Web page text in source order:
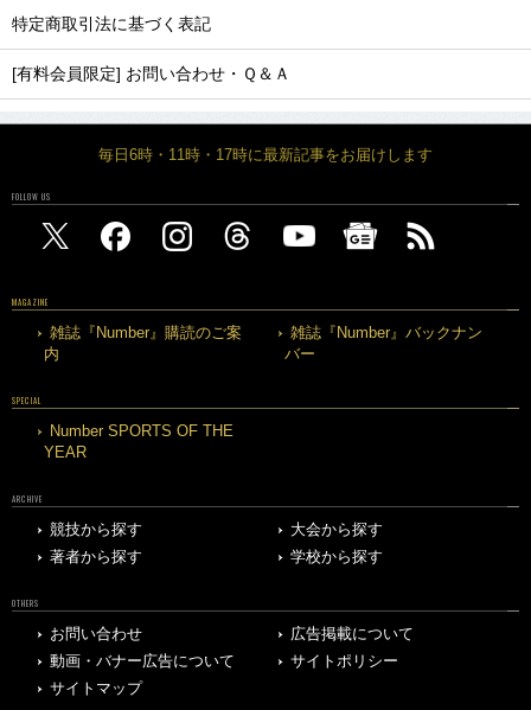
特定商取引法に基づく表記
[有料会員限定] お問い合わせ・Ｑ＆Ａ
毎日6時・11時・17時に最新記事をお届けします
FOLLOW US
MAGAZINE
雑誌『Number』購読のご案
内
雑誌『Number』バックナン
バー
SPECIAL
Number SPORTS OF THE
YEAR
ARCHIVE
競技から探す
大会から探す
著者から探す
学校から探す
OTHERS
お問い合わせ
広告掲載について
動画・バナー広告について
サイトポリシー
サイトマップ